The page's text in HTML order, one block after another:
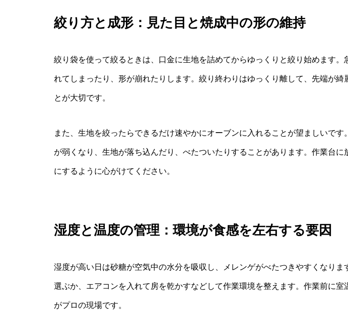
絞り方と成形：見た目と焼成中の形の維持
絞り袋を使って絞るときは、口金に生地を詰めてからゆっくりと絞り始めます。
れてしまったり、形が崩れたりします。絞り終わりはゆっくり離して、先端が綺
とが大切です。
また、生地を絞ったらできるだけ速やかにオーブンに入れることが望ましいです
が弱くなり、生地が落ち込んだり、べたついたりすることがあります。作業台に
にするように心がけてください。
湿度と温度の管理：環境が食感を左右する要因
湿度が高い日は砂糖が空気中の水分を吸収し、メレンゲがべたつきやすくなりま
選ぶか、エアコンを入れて房を乾かすなどして作業環境を整えます。作業前に室
がプロの現場です。